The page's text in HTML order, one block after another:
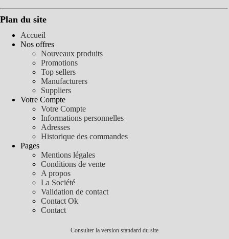
Plan du site
Accueil
Nos offres
Nouveaux produits
Promotions
Top sellers
Manufacturers
Suppliers
Votre Compte
Votre Compte
Informations personnelles
Adresses
Historique des commandes
Pages
Mentions légales
Conditions de vente
A propos
La Société
Validation de contact
Contact Ok
Contact
Consulter la version standard du site